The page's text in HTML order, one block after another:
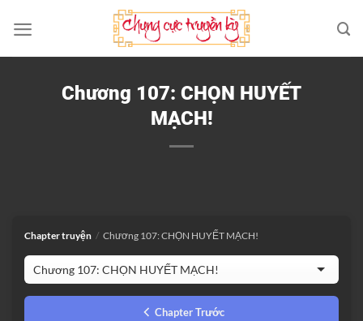
qua
nội
Chương 107: CHỌN HUYẾT
MẠCH!
Chapter truyện / Chương 107: CHỌN HUYẾT MẠCH!
Chapter Trước